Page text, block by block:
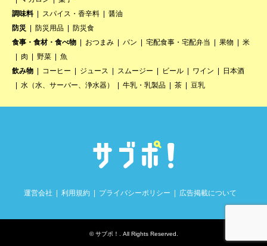
調味料
スパイス・香辛料
醤油
防災
防災用品
防災食
食事・食材・食べ物
おつまみ パン 宅配食事・宅配弁当 果物
米
肉
野菜
魚
飲み物
コーヒー ジュース スムージー ビール ワイン
日本酒
水（水、サーバー、浄水器）
牛乳・乳製品 茶 豆乳
運営会社 利用規約 プライバシーポリシー 広告掲載について
©サブポ！ . All Rights Reserved.